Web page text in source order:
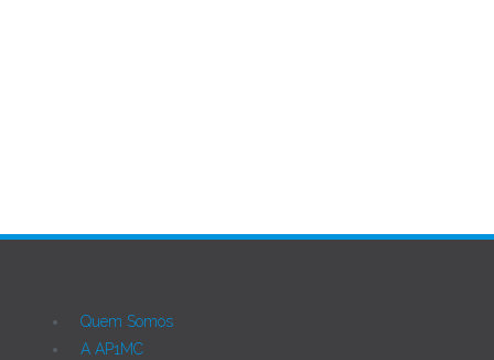
Quem Somos
A AP1MC